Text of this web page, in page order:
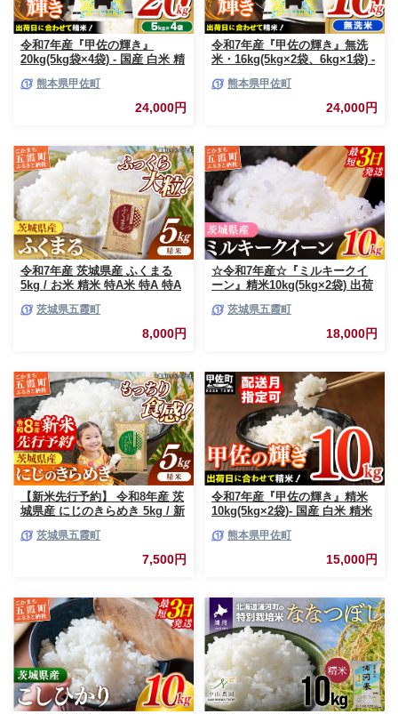
令和7年産『甲佐の輝き』
20kg(5kg袋×4袋) - 国産 白米 精
訳あり 厳選 マイスター 生活応
援 ひのひかり 森のくまさん お
すすめ 熊本県 甲佐町【価格改
熊本県甲佐町
24,000円
令和7年産『甲佐の輝き』無洗
米・16kg(5kg×2袋、6kg×1袋) -
米 複数原料米 訳あり 厳選 マイ
スター 生活応援 ひのひかり 森
のくまさん おすすめ 熊本県 甲
熊本県甲佐町
24,000円
令和7年産 茨城県産 ふくまる
5kg / お米 精米 特A米 特A 特A
五霞町【価格改定X】
茨城県五霞町
8,000円
☆令和7年産☆『ミルキークイ
ーン』精米10kg(5kg×2袋) 出荷
10kg コメ こめ 人気 銘柄 家計
応援 中山産業 家庭用 茨城県産
茨城県 五霞町【価格変更AB】
茨城県五霞町
18,000円
【新米先行予約】 令和8年産 茨
城県産 にじのきらめき 5kg / 新
お米 精米 旨味 安心 美味しい
茨城県五霞町
7,500円
令和7年産『甲佐の輝き』精米
10kg(5kg×2袋)- 国産 白米 精米
あり 厳選 マイスター 生活応援
ひのひかり 森のくまさん おす
すめ 熊本県 甲佐町【価格改定
熊本県甲佐町
15,000円